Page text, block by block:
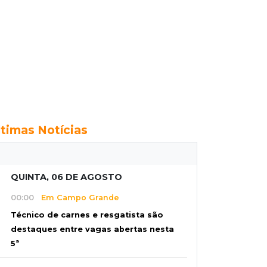
Notícias
QUINTA, 06 DE AGOSTO
00:00 Em Campo Grande
Técnico de carnes e resgatista são
destaques entre vagas abertas nesta
5ª